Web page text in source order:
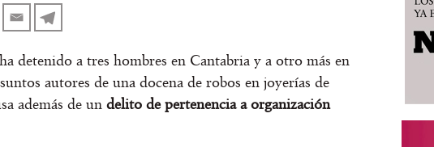
detenido a tres hombres en Cantabria y a otro más en
autores de una docena de robos en joyerías de
además de un delito de pertenencia a organización